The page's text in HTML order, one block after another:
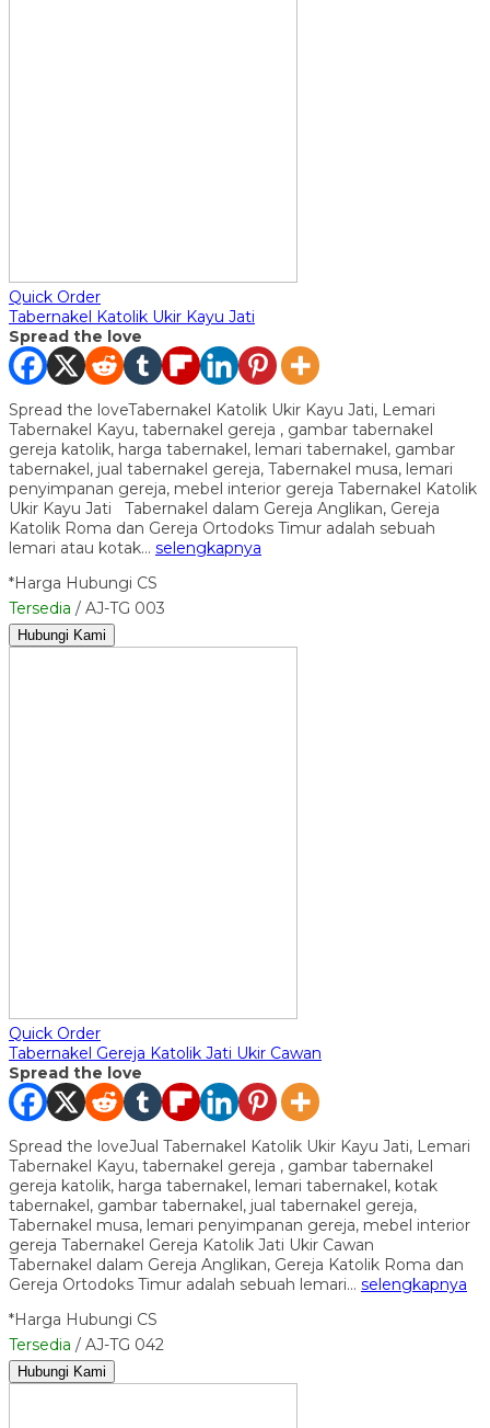
Quick Order
Tabernakel Katolik Ukir Kayu Jati
Spread the love
Spread the loveTabernakel Katolik Ukir Kayu Jati, Lemari
Tabernakel Kayu, tabernakel gereja , gambar tabernakel
gereja katolik, harga tabernakel, lemari tabernakel, gambar
tabernakel, jual tabernakel gereja, Tabernakel musa, lemari
penyimpanan gereja, mebel interior gereja Tabernakel Katolik
Ukir Kayu Jati Tabernakel dalam Gereja Anglikan, Gereja
Katolik Roma dan Gereja Ortodoks Timur adalah sebuah
lemari atau kotak… selengkapnya
*Harga Hubungi CS
Tersedia / AJ-TG 003
Hubungi Kami
Quick Order
Tabernakel Gereja Katolik Jati Ukir Cawan
Spread the love
Spread the loveJual Tabernakel Katolik Ukir Kayu Jati, Lemari
Tabernakel Kayu, tabernakel gereja , gambar tabernakel
gereja katolik, harga tabernakel, lemari tabernakel, kotak
tabernakel, gambar tabernakel, jual tabernakel gereja,
Tabernakel musa, lemari penyimpanan gereja, mebel interior
gereja Tabernakel Gereja Katolik Jati Ukir Cawan
Tabernakel dalam Gereja Anglikan, Gereja Katolik Roma dan
Gereja Ortodoks Timur adalah sebuah lemari… selengkapnya
*Harga Hubungi CS
Tersedia / AJ-TG 042
Hubungi Kami